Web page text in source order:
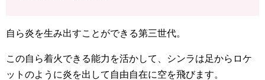
自ら炎を生み出すことができる第三世代。
この自ら着火できる能力を活かして、シンラは足からロケ
ットのように炎を出して自由自在に空を飛びます。